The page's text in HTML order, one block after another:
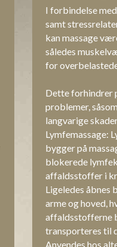
I forbindelse
samt
kan massage
således
for
Dette forhindrer
problemer,
langvarige
Lymfemassage:
bygger på
blokerede
affaldsstoffer i
Ligeledes åbnes
arme og hoved,
affaldsstofferne
transporteres til
Anvendes hos